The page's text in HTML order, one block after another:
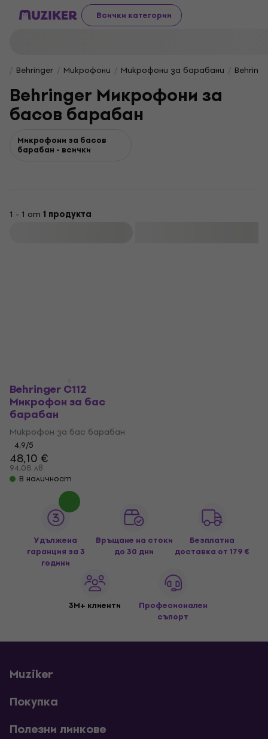
Всички категории
Behringer Микрофони Микрофони за барабани
Behringer Микрофони за
басов барабан
Микрофони за басов
барабан - всички
1 - 1 от 1 продукта
Behringer C112
Микрофон за бас
барабан
Микрофон за бас барабан
4,9/5
48,10 €
94,08 лв
В наличност
Удължена
гаранция за 3
години
Връщане на стоки
до 30 дни
Безплатна
доставка от 179 €
3M+ клиенти
Професионален
съпорт
Muziker
Покупка
Полезни линкове